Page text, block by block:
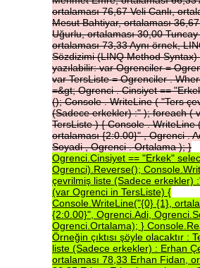
ortalaması76,67VeliCanlı,
MesutBahtiyar,ortalaması
Uğurlu,ortalaması30,00Tuncay
ortalaması73,33Aynıörnek,
Sözdizimi(LINQMethodSyntax)
yazılabilir:varOgrenciler=
varTersListe=Ogrenciler.
=&gt;Ogrenci.Cinsiyet==
();Console.WriteLine("Ters
(Sadeceerkekler):");foreach(
TersListe){Console.WriteLine
ortalaması{2:0.00}",Ogrenci.
Soyadi,Ogrenci.Ortalama);}
Ogrenci.Cinsiyet == "Erkek"
Ogrenci).Reverse();
çevrilmiş liste (Sadece erkekler)
(var Ogrenci in TersListe) {
Console.WriteLine("{0} {1},
{2:0.00}", Ogrenci.Adi,
Ogrenci.Ortalama); }
Örneğin çıktısı şöyle olacaktır :
liste (Sadece erkekler) : Erhan
ortalaması 78,33 Erhan Fidan,